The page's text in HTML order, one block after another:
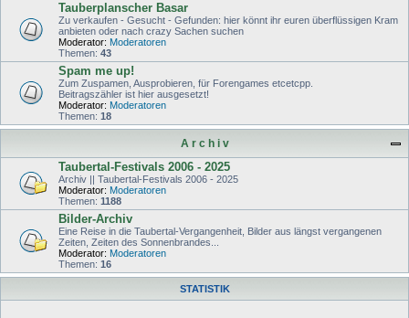
Tauberplanscher Basar
Zu verkaufen - Gesucht - Gefunden: hier könnt ihr euren überflüssigen Kram
anbieten oder nach crazy Sachen suchen
Moderator: Moderatoren
Themen: 43
Spam me up!
Zum Zuspamen, Ausprobieren, für Forengames etcetcpp.
Beitragszähler ist hier ausgesetzt!
Moderator: Moderatoren
Themen: 18
A r c h i v
Taubertal-Festivals 2006 - 2025
Archiv || Taubertal-Festivals 2006 - 2025
Moderator: Moderatoren
Themen: 1188
Bilder-Archiv
Eine Reise in die Taubertal-Vergangenheit, Bilder aus längst vergangenen
Zeiten, Zeiten des Sonnenbrandes...
Moderator: Moderatoren
Themen: 16
STATISTIK